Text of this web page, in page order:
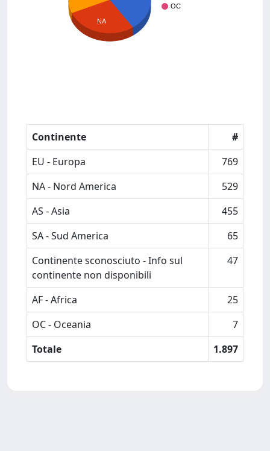
OC
NA
Continente
#
EU - Europa
769
NA - Nord America
529
AS - Asia
455
SA - Sud America
65
Continente sconosciuto - Info sul
continente non disponibili
47
AF - Africa
25
OC - Oceania
7
Totale
1.897